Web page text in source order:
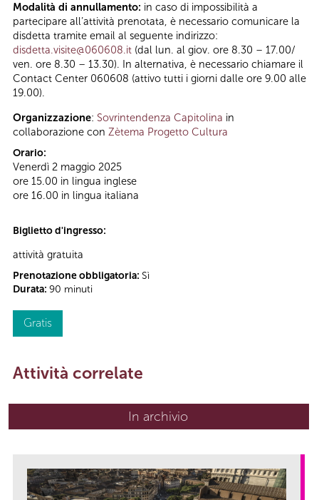
Modalità di annullamento: in caso di impossibilità a
partecipare all’attività prenotata, è necessario comunicare la
disdetta tramite email al seguente indirizzo:
disdetta.visite@060608.it (dal lun. al giov. ore 8.30 – 17.00/
ven. ore 8.30 – 13.30). In alternativa, è necessario chiamare il
Contact Center 060608 (attivo tutti i giorni dalle ore 9.00 alle
19.00).
Organizzazione: Sovrintendenza Capitolina in
collaborazione con Zètema Progetto Cultura
Orario:
Venerdì 2 maggio 2025
ore 15.00 in lingua inglese
ore 16.00 in lingua italiana
Biglietto d'ingresso:
attività gratuita
Prenotazione obbligatoria: Sì
Durata: 90 minuti
Gratis
Attività correlate
In archivio